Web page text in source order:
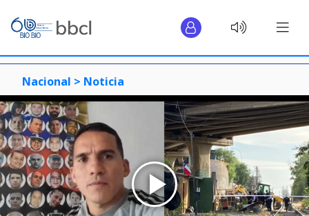
Nacional > Noticia